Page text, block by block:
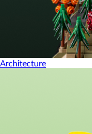
Architecture